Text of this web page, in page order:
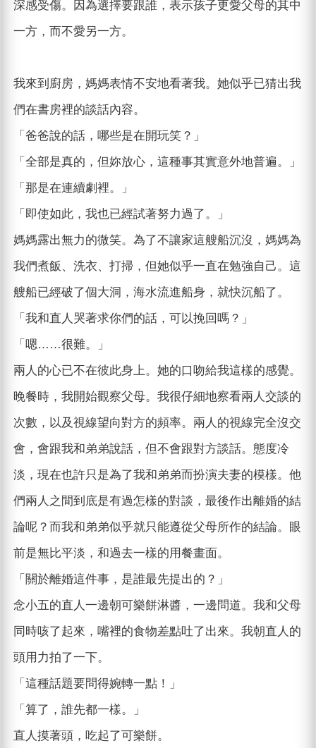
深感受傷。因為選擇要跟誰，表示孩子更愛父母的其中
一方，而不愛另一方。
我來到廚房，媽媽表情不安地看著我。她似乎已猜出我
們在書房裡的談話內容。
「爸爸說的話，哪些是在開玩笑？」
「全部是真的，但妳放心，這種事其實意外地普遍。」
「那是在連續劇裡。」
「即使如此，我也已經試著努力過了。」
媽媽露出無力的微笑。為了不讓家這艘船沉沒，媽媽為
我們煮飯、洗衣、打掃，但她似乎一直在勉強自己。這
艘船已經破了個大洞，海水流進船身，就快沉船了。
「我和直人哭著求你們的話，可以挽回嗎？」
「嗯……很難。」
兩人的心已不在彼此身上。她的口吻給我這樣的感覺。
晚餐時，我開始觀察父母。我很仔細地察看兩人交談的
次數，以及視線望向對方的頻率。兩人的視線完全沒交
會，會跟我和弟弟說話，但不會跟對方談話。態度冷
淡，現在也許只是為了我和弟弟而扮演夫妻的模樣。他
們兩人之間到底是有過怎樣的對談，最後作出離婚的結
論呢？而我和弟弟似乎就只能遵從父母所作的結論。眼
前是無比平淡，和過去一樣的用餐畫面。
「關於離婚這件事，是誰最先提出的？」
念小五的直人一邊朝可樂餅淋醬，一邊問道。我和父母
同時咳了起來，嘴裡的食物差點吐了出來。我朝直人的
頭用力拍了一下。
「這種話題要問得婉轉一點！」
「算了，誰先都一樣。」
直人摸著頭，吃起了可樂餅。